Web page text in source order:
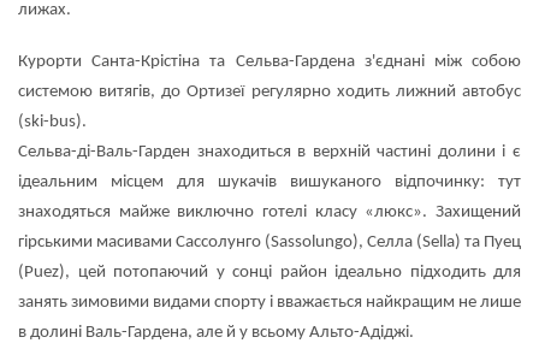
лижах.
Курорти Санта-Крістіна та Сельва-Гардена з'єднані між собою
системою витягів, до Ортизеї регулярно ходить лижний автобус
(ski-bus).
Сельва-ді-Валь-Гарден знаходиться в верхній частині долини і є
ідеальним місцем для шукачів вишуканого відпочинку: тут
знаходяться майже виключно готелі класу «люкс». Захищений
гірськими масивами Сассолунго (Sassolungo), Селла (Sella) та Пуец
(Puez), цей потопаючий у сонці район ідеально підходить для
занять зимовими видами спорту і вважається найкращим не лише
в долині Валь-Гардена, але й у всьому Альто-Адіджі.